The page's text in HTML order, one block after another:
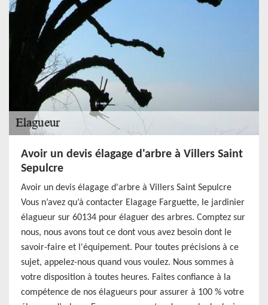
Avoir un devis élagage d'arbre à Villers Saint
Sepulcre
Avoir un devis élagage d'arbre à Villers Saint Sepulcre
Vous n’avez qu’à contacter Elagage Farguette, le jardinier
élagueur sur 60134 pour élaguer des arbres. Comptez sur
nous, nous avons tout ce dont vous avez besoin dont le
savoir-faire et l'équipement. Pour toutes précisions à ce
sujet, appelez-nous quand vous voulez. Nous sommes à
votre disposition à toutes heures. Faites confiance à la
compétence de nos élagueurs pour assurer à 100 % votre